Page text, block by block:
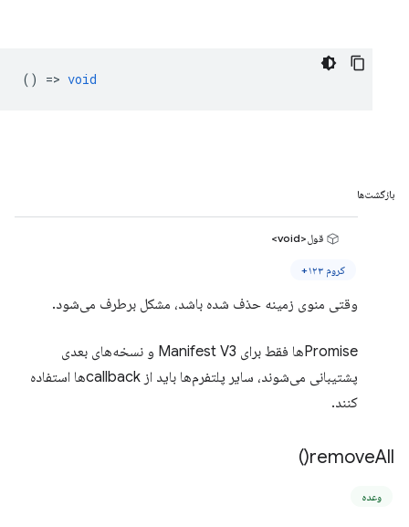
() => void
بازگشت‌ها
قول<void>
کروم ۱۲۳+
وقتی منوی زمینه حذف شده باشد، مشکل برطرف می‌شود.
Promiseها فقط برای Manifest V3 و نسخه‌های بعدی
پشتیبانی می‌شوند، سایر پلتفرم‌ها باید از callbackها استفاده
کنند.
removeAll(
)
وعده